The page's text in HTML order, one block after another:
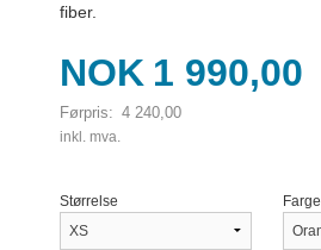
fiber.
Tilbud
NOK 1 990,00
Førpris: 4 240,00
Rabatt
inkl. mva.
Størrelse Farge